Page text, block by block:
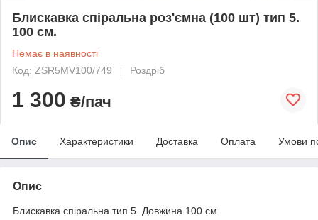
Блискавка спіральна роз'ємна (100 шт) тип 5.
100 см.
Немає в наявності
Код: ZSR5MV100/749
Роздріб
1 300 ₴/пач
Опис Характеристики Доставка Оплата Умови
Опис
Блискавка спіральна тип 5. Довжина 100 см.